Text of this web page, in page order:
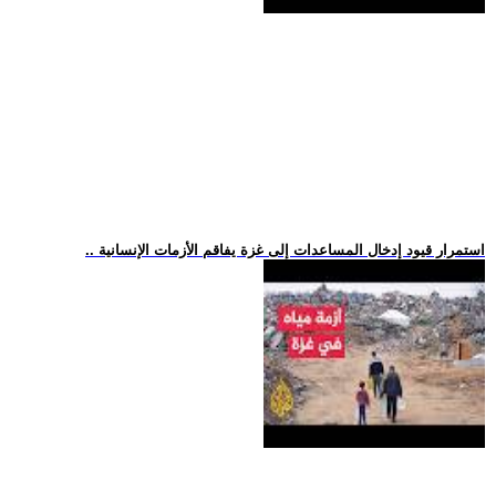
.. استمرار قيود إدخال المساعدات إلى غزة يفاقم الأزمات الإنسانية